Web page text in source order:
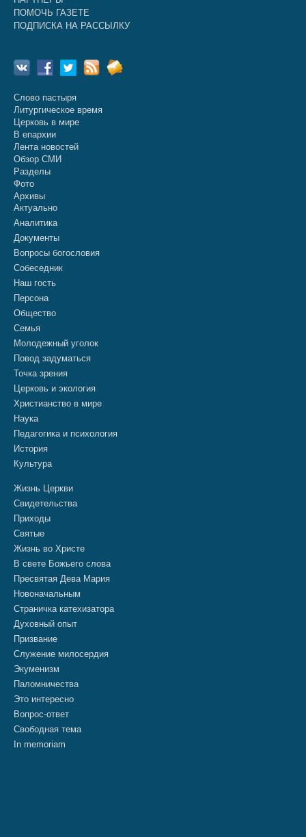
ПОМОЧЬ ГАЗЕТЕ
ПОДПИСКА НА РАССЫЛКУ
Слово пастыря
Литургическое время
Церковь в мире
В епархии
Лента новостей
Обзор СМИ
Разделы
Фото
Архивы
Актуально
Аналитика
Документы
Вопросы богословия
Собеседник
Наш гость
Персона
Общество
Семья
Молодежный уголок
Повод задуматься
Точка зрения
Церковь и экология
Христианство в мире
Наука
Педагогика и психология
История
Культура
Жизнь Церкви
Свидетельства
Приходы
Святые
Жизнь во Христе
В свете Божьего слова
Пресвятая Дева Мария
Новоначальным
Страничка катехизатора
Духовный опыт
Призвание
Служение милосердия
Экуменизм
Паломничества
Это интересно
Вопрос-ответ
Свободная тема
In memoriam